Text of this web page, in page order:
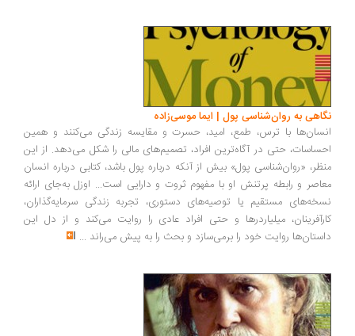
نگاهی به روان‌شناسی پول | ایما موسی‌زاده
انسان‌ها با ترس، طمع، امید، حسرت و مقایسه زندگی می‌کنند و همین
احساسات، حتی در آگاه‌ترین افراد، تصمیم‌های مالی را شکل می‌دهد. از این
منظر، «روان‌شناسی پول» بیش از آنکه درباره پول باشد، کتابی درباره انسان
معاصر و رابطه پرتنش او با مفهوم ثروت و دارایی است... اوزل به‌جای ارائه
نسخه‌های مستقیم یا توصیه‌های دستوری، تجربه زندگی سرمایه‌گذاران،
کارآفرینان، میلیاردرها و حتی افراد عادی را روایت می‌کند و از دل این
داستان‌ها روایت خود را برمی‌سازد و بحث را به پیش می‌راند ...